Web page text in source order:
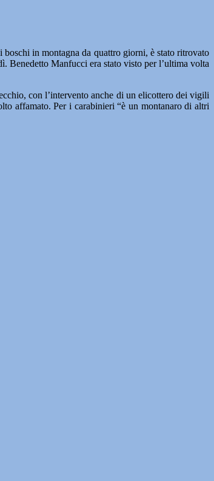
in montagna da quattro giorni, è stato ritrovato
Benedetto Manfucci era stato visto per l’ultima volta
con l’intervento anche di un elicottero dei vigili
affamato. Per i carabinieri “è un montanaro di altri